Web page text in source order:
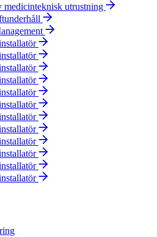
medicinteknisk utrustning